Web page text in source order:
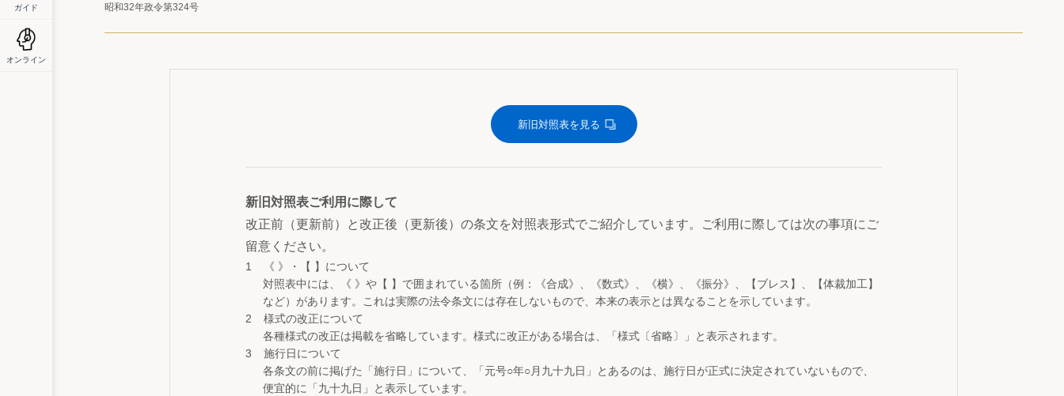
ガイド
オンライン
昭和32年政令第324号
新旧対照表を見る
新旧対照表ご利用に際して
改正前（更新前）と改正後（更新後）の条文を対照表形式でご紹介しています。ご利用に際しては次の事項にご
留意ください。
《 》・【 】について
対照表中には、《 》や【 】で囲まれている箇所（例：《合成》、《数式》、《横》、《振分》、【ブレス】、【体裁加工】
など）があります。これは実際の法令条文には存在しないもので、本来の表示とは異なることを示しています。
様式の改正について
各種様式の改正は掲載を省略しています。様式に改正がある場合は、「様式〔省略〕」と表示されます。
施行日について
各条文の前に掲げた「施行日」について、「元号○年○月九十九日」とあるのは、施行日が正式に決定されていないもので、
便宜的に「九十九日」と表示しています。